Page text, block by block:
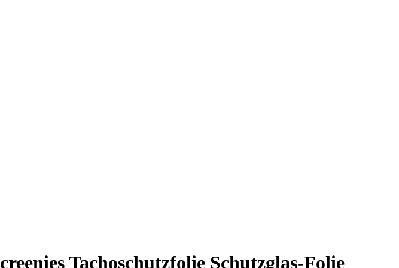
Tachoschutzfolie Schutzglas-Folie